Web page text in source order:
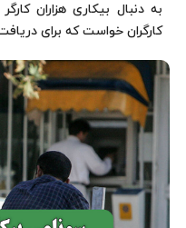
کارگران خواست که برای